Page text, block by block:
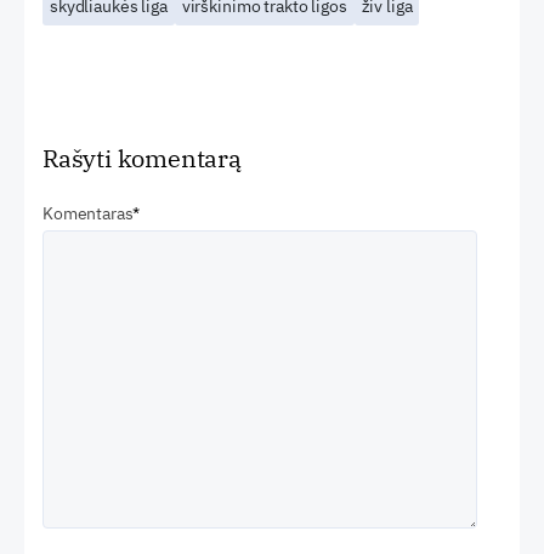
skydliaukės liga virškinimo trakto ligos živ liga
Rašyti komentarą
Komentaras